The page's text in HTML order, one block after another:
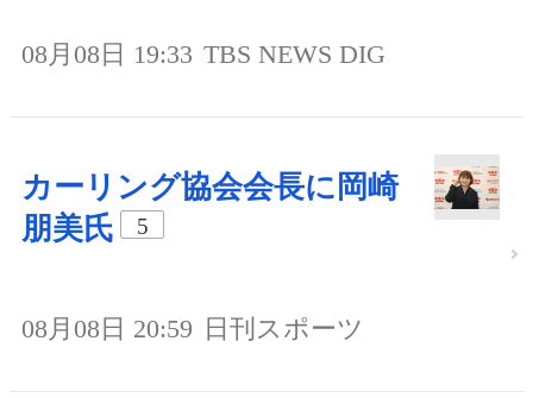
08月08日 19:33 TBS NEWS DIG
カーリング協会会長に岡崎
朋美氏
5
08月08日 20:59 日刊スポーツ